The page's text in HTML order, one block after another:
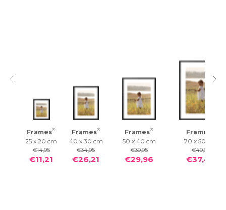
Frames®
25 x 20 cm
€14,95
€11,21
Frames®
40 x 30 cm
€34,95
€26,21
Frames®
50 x 40 cm
€39,95
€29,96
Frames
70 x 50 cm
€49,95
€37,46